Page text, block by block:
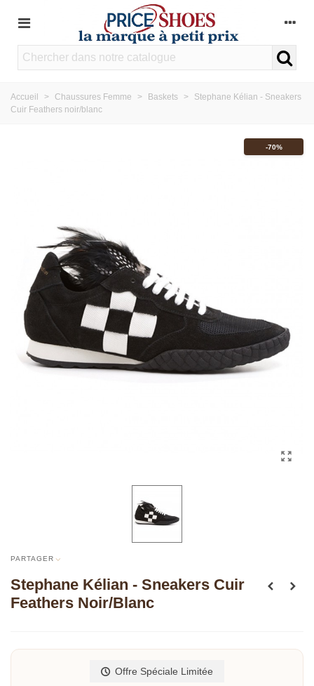
Accueil > Chaussures Femme > Baskets >
Stephane Kélian - Sneakers
Cuir Feathers noir/blanc
-70%
PARTAGER
Stephane Kélian - Sneakers Cuir
Feathers Noir/blanc
Offre Spéciale Limitée